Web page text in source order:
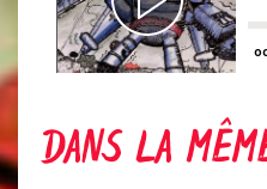
DANS LA